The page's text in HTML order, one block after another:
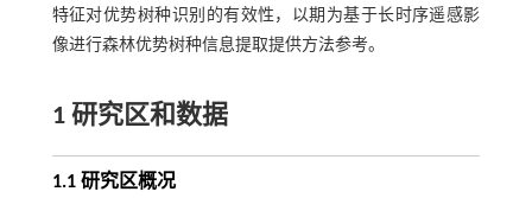
特征对优势树种识别的有效性，以期为基于长时序遥感影
像进行森林优势树种信息提取提供方法参考。
1 研究区和数据
1.1 研究区概况